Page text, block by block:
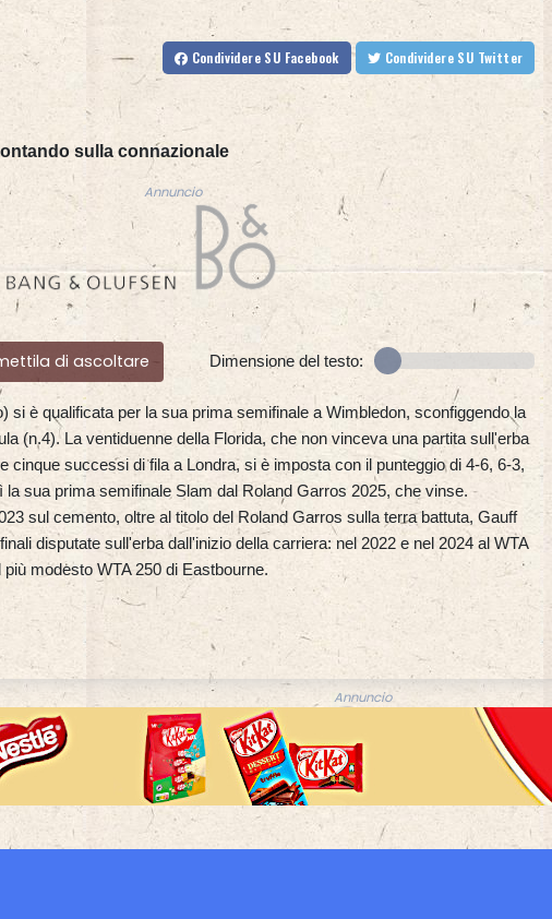
Condividere SU Facebook Condividere SU Twitter
sulla connazionale
Annuncio
di ascoltare Dimensione del testo:
si è qualificata per la sua prima semifinale a Wimbledon, sconfiggendo la
(n.4). La ventiduenne della Florida, che non vinceva una partita sull'erba
cinque successi di fila a Londra, si è imposta con il punteggio di 4-6, 6-3,
la sua prima semifinale Slam dal Roland Garros 2025, che vinse.
sul cemento, oltre al titolo del Roland Garros sulla terra battuta, Gauff
disputate sull'erba dall'inizio della carriera: nel 2022 e nel 2024 al WTA
modesto WTA 250 di Eastbourne.
Annuncio